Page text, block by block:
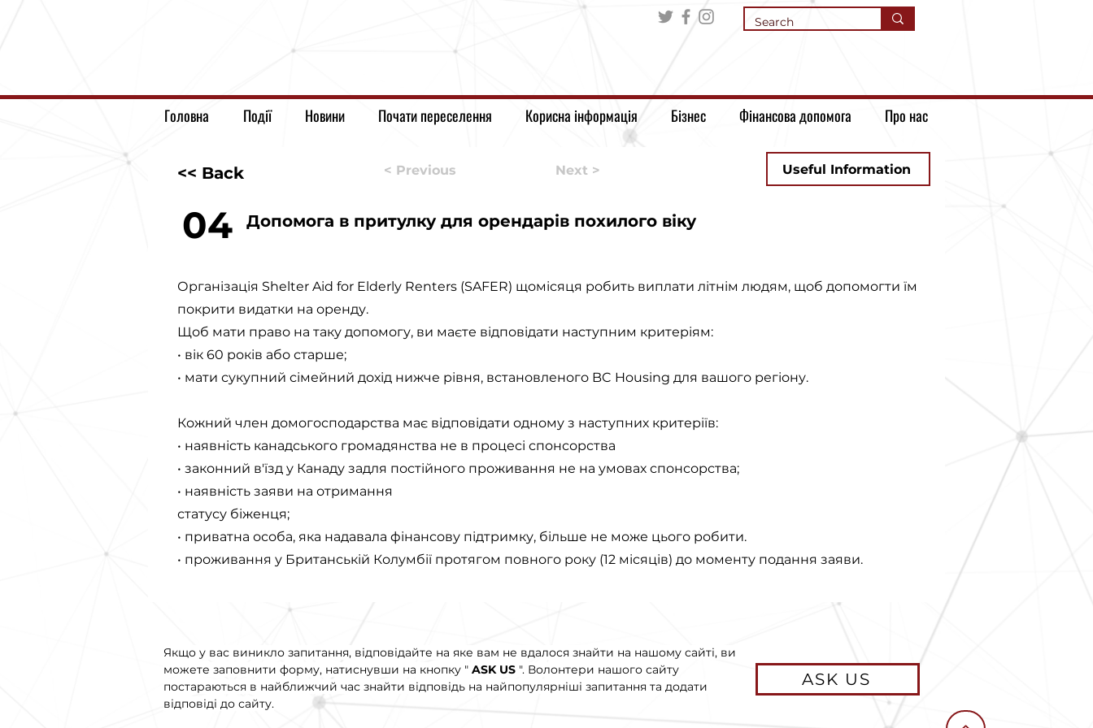
Головна Події Новини Почати переселення Корисна інформація Бізнес Фінансова допомога Про нас
<< Back < Previous Next > Useful Information
04 Допомога в притулку для орендарів похилого віку
Організація Shelter Aid for Elderly Renters (SAFER) щомісяця робить виплати літнім людям, щоб допомогти їм
покрити видатки на оренду.
Щоб мати право на таку допомогу, ви маєте відповідати наступним критеріям:
• вік 60 років або старше;
• мати сукупний сімейний дохід нижче рівня, встановленого BC Housing для вашого регіону.
Кожний член домогосподарства має відповідати одному з наступних критеріїв:
• наявність канадського громадянства не в процесі спонсорства
• законний в'їзд у Канаду задля постійного проживання не на умовах спонсорства;
• наявність заяви на отримання
статусу біженця;
• приватна особа, яка надавала фінансову підтримку, більше не може цього робити.
• проживання у Британській Колумбії протягом повного року (12 місяців) до моменту подання заяви.
Якщо у вас виникло запитання, відповідайте на яке вам не вдалося знайти на нашому сайті, ви
можете заповнити форму, натиснувши на кнопку " ASK US ". Волонтери нашого сайту
постараються в найближчий час знайти відповідь на найпопулярніші запитання та додати
відповіді до сайту.
ASK US